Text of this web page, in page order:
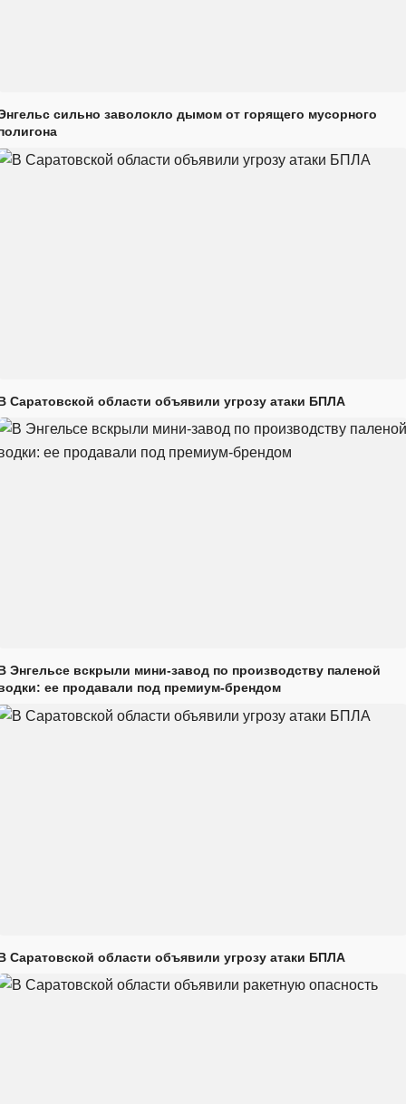
сильно заволокло дымом от горящего мусорного
Саратовской области объявили угрозу атаки БПЛА
Энгельсе вскрыли мини-завод по производству паленой
ее продавали под премиум-брендом
Саратовской области объявили угрозу атаки БПЛА